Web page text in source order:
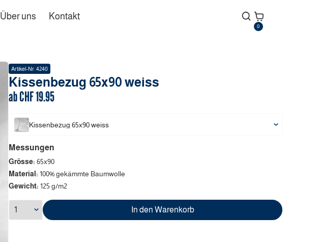
Über uns Kontakt
0
Artikel-Nr.4240
Kissenbezug 65x90 weiss
ab CHF19.95
Kissenbezug 65x90weiss
Messungen
Grösse: 65x90
Material: 100% gekämmte Baumwolle
Gewicht: 125 g/m2
In den Warenkorb